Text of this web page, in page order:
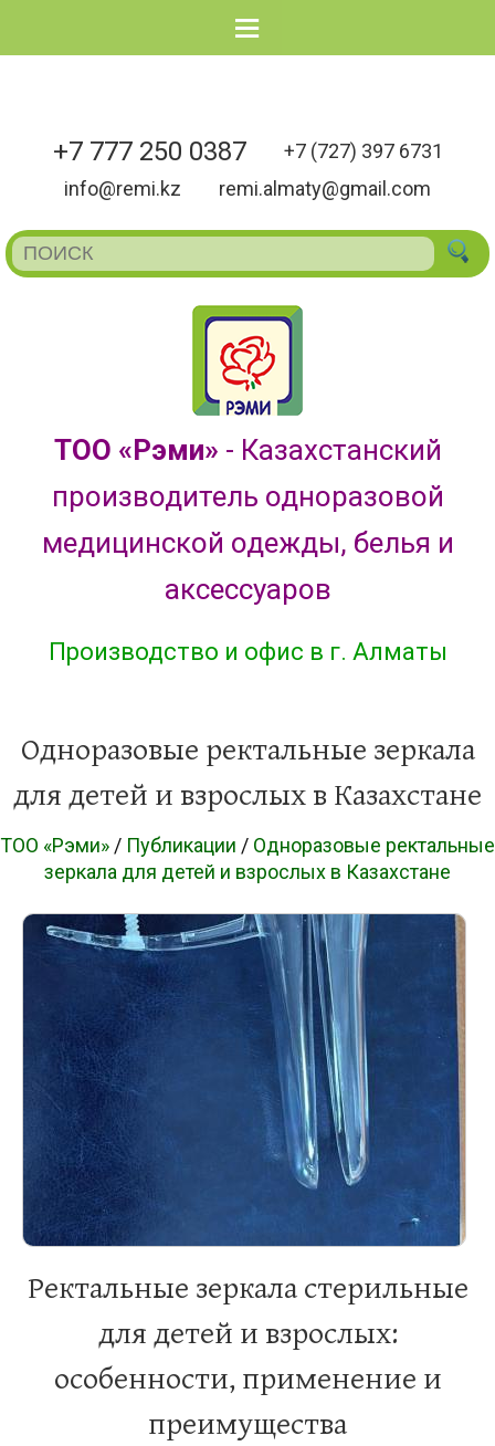
+7 777 250 0387
+7 (727) 397 6731
info@remi.kz
remi.almaty@gmail.com
ТОО «Рэми» - Казахстанский
производитель одноразовой
медицинской одежды, белья и
аксессуаров
Производство и офис в г. Алматы
Одноразовые ректальные зеркала
для детей и взрослых в Казахстане
ТОО «Рэми» / Публикации / Одноразовые ректальные
зеркала для детей и взрослых в Казахстане
Ректальные зеркала стерильные
для детей и взрослых:
особенности, применение и
преимущества